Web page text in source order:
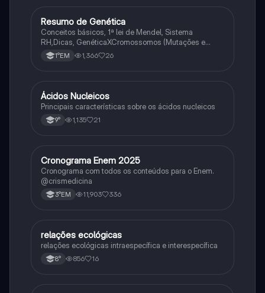
Biologia
Resumo de Genética
Conceitos básicos, 1ª lei de Mendel, Sistema
RH,Dicas, GenéticaXCromossomos (Mutações e
Variações Genéticas).
1°EM 1,366 26
Biologia
Ácidos Nucleicos
Principais características sobre os ácidos nucleicos
9° 1,135 21
Matematica
Cronograma Enem 2025
Cronograma com todos os conteúdos para o Enem.
@crismedicina
3°EM 11,903 336
Biologia
relações ecológicas
relações ecológicas intraespecífica e interespecífica
8° 856 16